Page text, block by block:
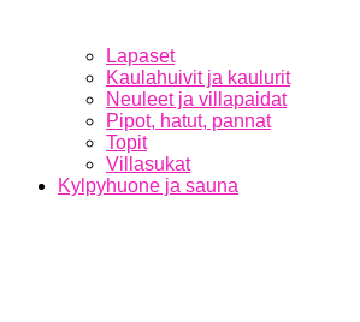
Lapaset
Kaulahuivit ja kaulurit
Neuleet ja villapaidat
Pipot, hatut, pannat
Topit
Villasukat
Kylpyhuone ja sauna